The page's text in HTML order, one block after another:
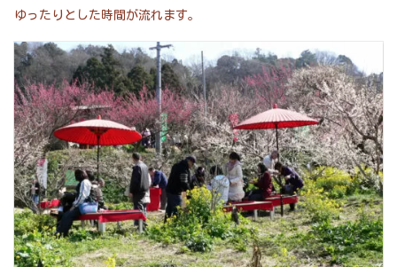
ゆったりとした時間が流れます。